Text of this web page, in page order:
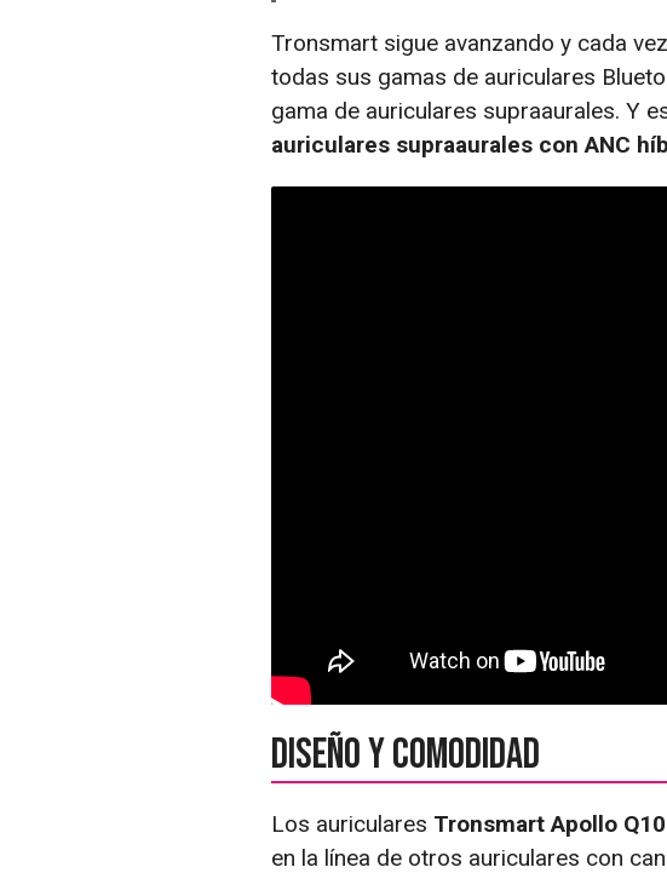
Tronsmart sigue avanzando y cada
todas sus gamas de auriculares
gama de auriculares supraaurales. Y
auriculares supraaurales con ANC
Diseño y comodidad
Los auriculares Tronsmart Apollo Q10
en la línea de otros auriculares con